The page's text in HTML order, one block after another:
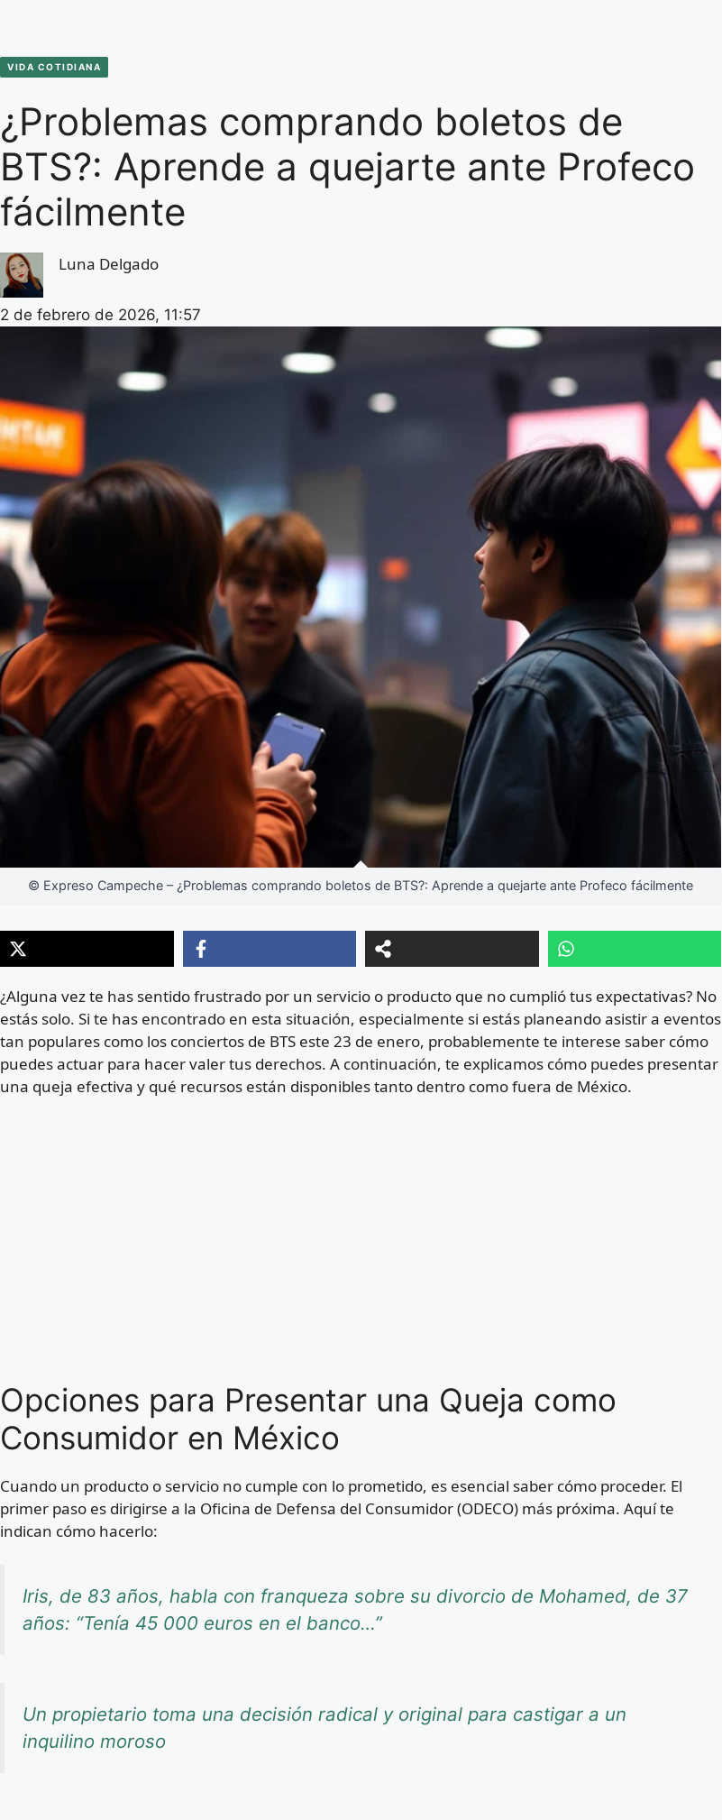
VIDA COTIDIANA
¿Problemas comprando boletos de
BTS?: Aprende a quejarte ante Profeco
fácilmente
Luna Delgado
2 de febrero de 2026, 11:57
© Expreso Campeche – ¿Problemas comprando boletos de BTS?: Aprende a quejarte ante Profeco fácilmente
¿Alguna vez te has sentido frustrado por un servicio o producto que no cumplió tus expectativas? No
estás solo. Si te has encontrado en esta situación, especialmente si estás planeando asistir a eventos
tan populares como los conciertos de BTS este 23 de enero, probablemente te interese saber cómo
puedes actuar para hacer valer tus derechos. A continuación, te explicamos cómo puedes presentar
una queja efectiva y qué recursos están disponibles tanto dentro como fuera de México.
Opciones para Presentar una Queja como
Consumidor en México
Cuando un producto o servicio no cumple con lo prometido, es esencial saber cómo proceder. El
primer paso es dirigirse a la Oficina de Defensa del Consumidor (ODECO) más próxima. Aquí te
indican cómo hacerlo:
Iris, de 83 años, habla con franqueza sobre su divorcio de Mohamed, de 37
años: “Tenía 45 000 euros en el banco…”
Un propietario toma una decisión radical y original para castigar a un
inquilino moroso